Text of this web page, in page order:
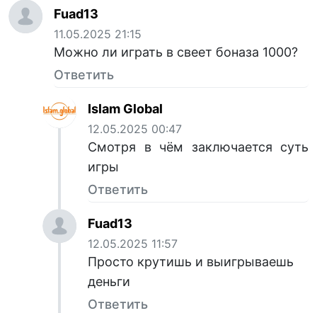
Fuad13
11.05.2025 21:15
Можно ли играть в свеет боназа 1000?
Ответить
Islam Global
12.05.2025 00:47
Смотря в чём заключается суть
игры
Ответить
Fuad13
12.05.2025 11:57
Просто крутишь и выигрываешь
деньги
Ответить